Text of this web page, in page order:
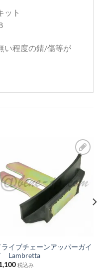
ット
い程度の錆/傷等が
お
気
に
ス
ライブチェーンアッパーガイ
Lambretta
税込み